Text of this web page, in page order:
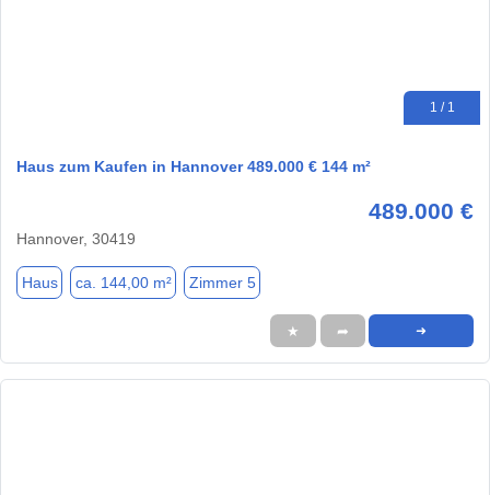
1 / 1
Haus zum Kaufen in Hannover 489.000 € 144 m²
489.000 €
Hannover, 30419
Haus ca. 144,00 m² Zimmer 5
★ ➦ ➜